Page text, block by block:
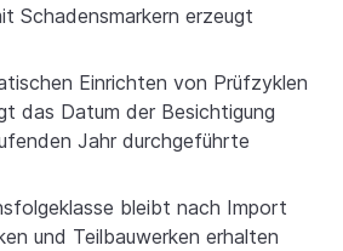
Schadensmarkern erzeugt
Einrichten von Prüfzyklen
das Datum der Besichtigung
Jahr durchgeführte
bleibt nach Import
und Teilbauwerken erhalten